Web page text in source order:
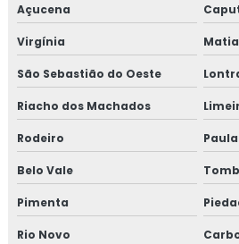
Açucena
Virgínia
São Sebastião do Oeste
Riacho dos Machados
Rodeiro
Belo Vale
Pimenta
Rio Novo